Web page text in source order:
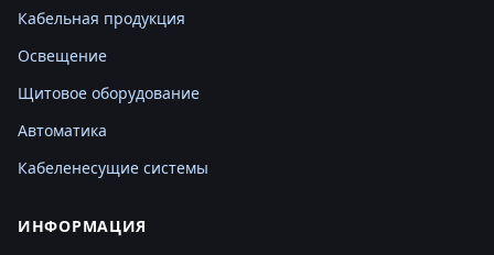
Кабельная продукция
Освещение
Щитовое оборудование
Автоматика
Кабеленесущие системы
ИНФОРМАЦИЯ